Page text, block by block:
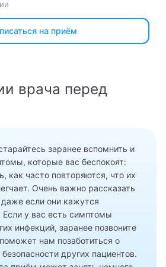
на приём
врача перед
заранее вспомнить и
которые вас беспокоят:
как часто повторяются, что их
Очень важно рассказать
если они кажутся
Если у вас есть симптомы
инфекций, заранее позвоните
нам позаботиться о
других пациентов.
Максимович
Олегович
томография)
томография)
томография)
Мира
Отправить
Отправить
Никитичперсональных данных
Отправить